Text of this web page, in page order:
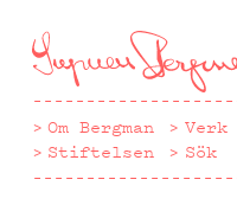
till
huvudinnehåll
Om Bergman Verk
Stiftelsen
Sök